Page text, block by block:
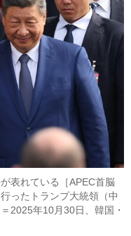
表れている［APEC首脳
ったトランプ大統領（中
2025年10月30日、韓国・